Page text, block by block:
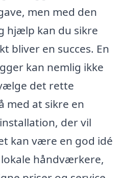
men med den
hjælp kan du sikre
bliver en succes. En
kan nemlig ikke
det rette
med at sikre en
der vil
kan være en god idé
håndværkere,